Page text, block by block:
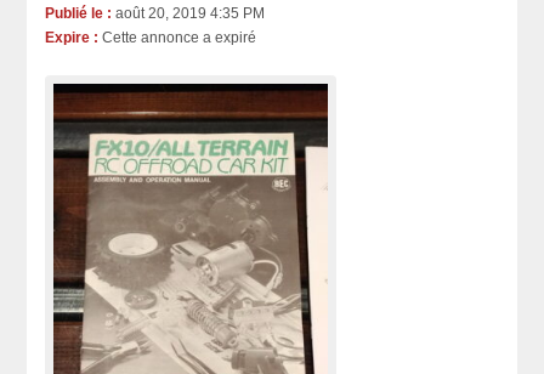
Publié le : août 20, 2019 4:35 PM
Expire : Cette annonce a expiré